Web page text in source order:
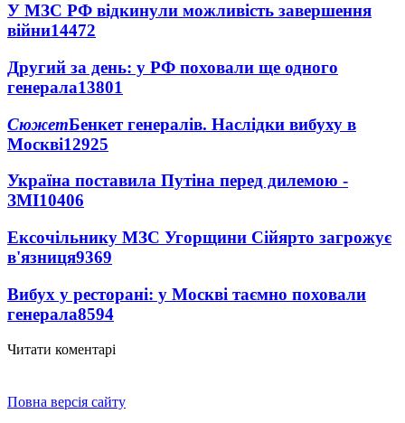
У МЗС РФ відкинули можливість завершення
війни14472
Другий за день: у РФ поховали ще одного
генерала13801
СюжетБенкет генералів. Наслідки вибуху в
Москві12925
Україна поставила Путіна перед дилемою -
ЗМІ10406
Ексочільнику МЗС Угорщини Сійярто загрожує
в'язниця9369
Вибух у ресторані: у Москві таємно поховали
генерала8594
Читати коментарі
Повна версія сайту